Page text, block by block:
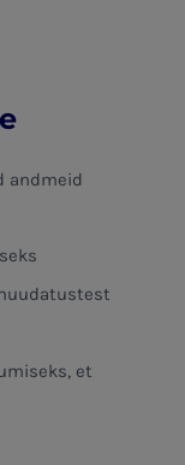
andmeid
et